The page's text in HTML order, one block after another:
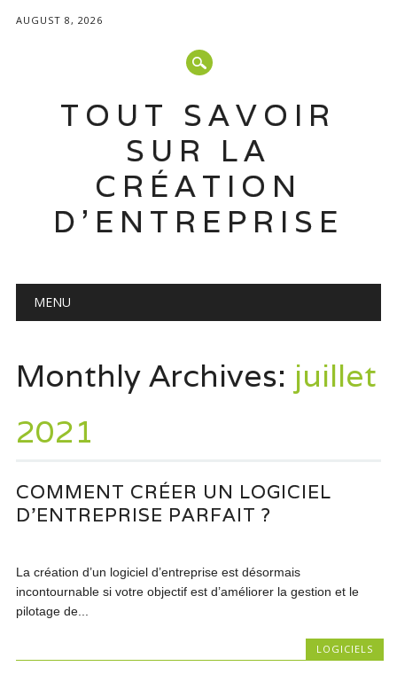
AUGUST 8, 2026
TOUT SAVOIR
SUR LA
CRÉATION
D'ENTREPRISE
Main menu
MENU
Monthly Archives: juillet
2021
COMMENT CRÉER UN LOGICIEL
D’ENTREPRISE PARFAIT ?
La création d’un logiciel d’entreprise est désormais
incontournable si votre objectif est d’améliorer la gestion et le
pilotage de...
LOGICIELS